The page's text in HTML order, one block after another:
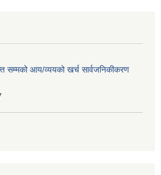
आय/व्ययको खर्च सार्वजनिकीकरण